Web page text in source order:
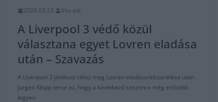
2020.03.23. frks.adi
A Liverpool 3 védő közül
választana egyet Lovren eladása
után – Szavazás
A Liverpool 3 játékost céloz meg Lovren eladása/elcserélése után.
Jurgen Klopp terve az, hogy a következő szezonra még erősebb
legyen